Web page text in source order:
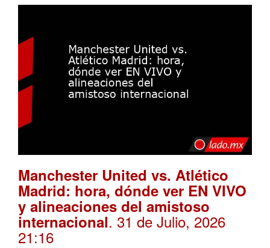
Manchester United vs. Atlético
Madrid: hora, dónde ver EN VIVO
y alineaciones del amistoso
internacional. 31 de Julio, 2026
21:16